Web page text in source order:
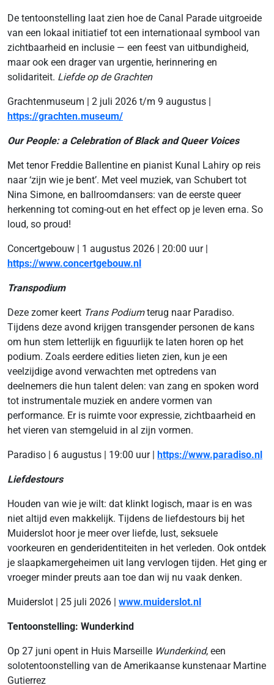
De tentoonstelling laat zien hoe de Canal Parade uitgroeide
van een lokaal initiatief tot een internationaal symbool van
zichtbaarheid en inclusie — een feest van uitbundigheid,
maar ook een drager van urgentie, herinnering en
solidariteit. Liefde op de Grachten
Grachtenmuseum | 2 juli 2026 t/m 9 augustus |
https://grachten.museum/
Our People: a Celebration of Black and Queer Voices
Met tenor Freddie Ballentine en pianist Kunal Lahiry op reis
naar ‘zijn wie je bent’. Met veel muziek, van Schubert tot
Nina Simone, en ballroomdansers: van de eerste queer
herkenning tot coming-out en het effect op je leven erna. So
loud, so proud!
Concertgebouw | 1 augustus 2026 | 20:00 uur |
https://www.concertgebouw.nl
Transpodium
Deze zomer keert Trans Podiumterug naar Paradiso.
Tijdens deze avond krijgen transgender personen de kans
om hun stem letterlijk en figuurlijk te laten horen op het
podium. Zoals eerdere edities lieten zien, kun je een
veelzijdige avond verwachten met optredens van
deelnemers die hun talent delen: van zang en spoken word
tot instrumentale muziek en andere vormen van
performance. Er is ruimte voor expressie, zichtbaarheid en
het vieren van stemgeluid in al zijn vormen.
Paradiso | 6 augustus | 19:00 uur | https://www.paradiso.nl
Liefdestours
Houden van wie je wilt: dat klinkt logisch, maar is en was
niet altijd even makkelijk. Tijdens de liefdestours bij het
Muiderslot hoor je meer over liefde, lust, seksuele
voorkeuren en genderidentiteiten in het verleden. Ook ontdek
je slaapkamergeheimen uit lang vervlogen tijden. Het ging er
vroeger minder preuts aan toe dan wij nu vaak denken.
Muiderslot | 25 juli 2026 | www.muiderslot.nl
Tentoonstelling: Wunderkind
Op 27 juni opent in Huis Marseille Wunderkind, een
solotentoonstelling van de Amerikaanse kunstenaar Martine
Gutierrez